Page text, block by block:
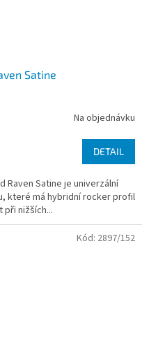
Satine
Na objednávku
DETAIL
Raven Satine je univerzální
které má hybridní rocker profil
nižších...
Kód: 2897/152